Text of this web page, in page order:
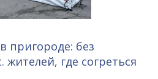
пригороде: без
жителей, где согреться